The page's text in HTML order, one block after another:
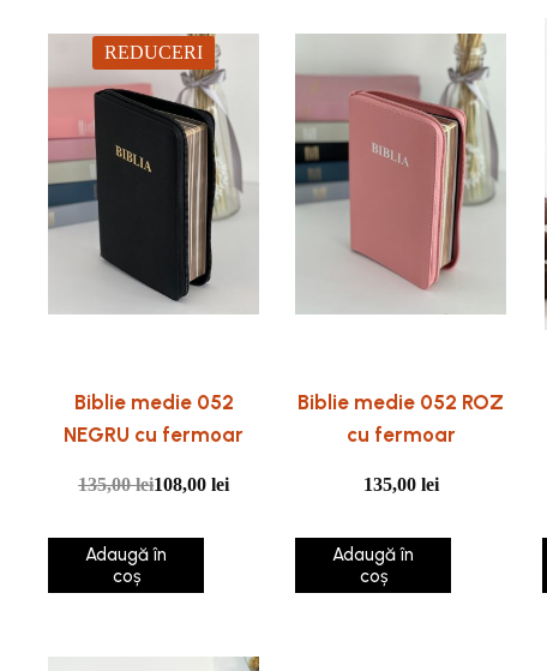
REDUCERI
Biblie medie 052
NEGRU cu fermoar
135,00lei108,00lei
Adaugă în
coș
Biblie medie 052 ROZ
cu fermoar
135,00 lei
Adaugă în
coș